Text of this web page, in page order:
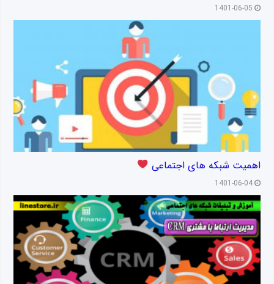
1401-06-05
اهمیت شبکه های اجتماعی
1401-06-04